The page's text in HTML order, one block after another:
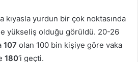
kıyasla yurdun bir çok noktasında
yükseliş olduğu görüldü. 20-26
107 olan 100 bin kişiye göre vaka
180‘i geçti.